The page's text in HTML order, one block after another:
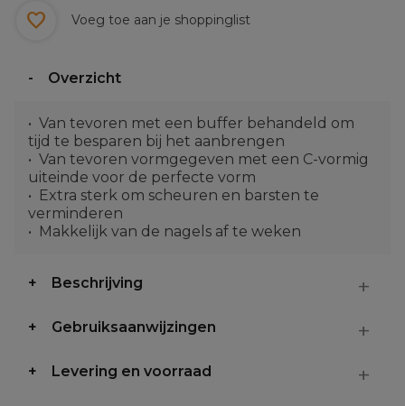
Voeg toe aan je shoppinglist
Overzicht
Van tevoren met een buffer behandeld om
tijd te besparen bij het aanbrengen
Van tevoren vormgegeven met een C-vormig
uiteinde voor de perfecte vorm
Extra sterk om scheuren en barsten te
verminderen
Makkelijk van de nagels af te weken
Beschrijving
Gebruiksaanwijzingen
Levering en voorraad